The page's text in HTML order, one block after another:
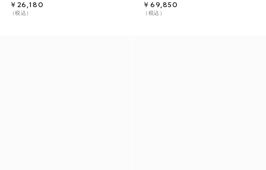
￥26,180
（税込）
￥69,850
（税込）